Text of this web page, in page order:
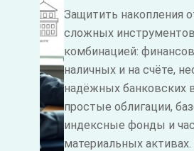
Защитить накопления
сложных
комбинацией:
наличных и на счёте,
надёжных банковских
простые облигации,
индексные фонды и
материальных